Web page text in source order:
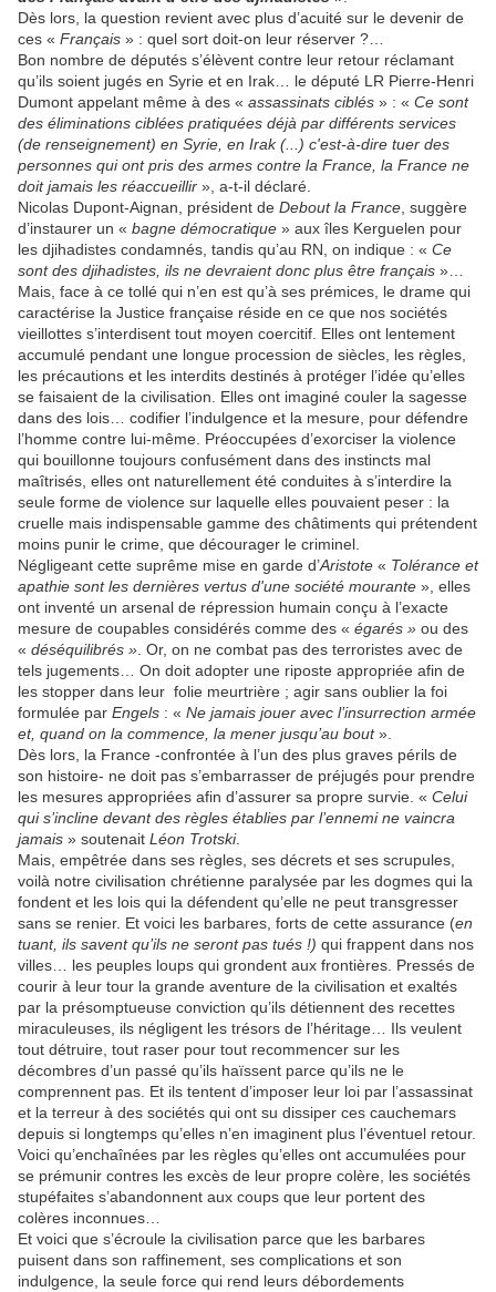
Dès lors, la question revient avec plus d’acuité sur le devenir de
ces « Français » : quel sort doit-on leur réserver ?…
Bon nombre de députés s’élèvent contre leur retour réclamant
qu’ils soient jugés en Syrie et en Irak… le député LR Pierre-Henri
Dumont appelant même à des « assassinats ciblés » : « Ce sont
des éliminations ciblées pratiquées déjà par différents services
(de renseignement) en Syrie, en Irak (...) c'est-à-dire tuer des
personnes qui ont pris des armes contre la France, la France ne
doit jamais les réaccueillir », a-t-il déclaré.
Nicolas Dupont-Aignan, président de Debout la France , suggère
d’instaurer un « bagne démocratique » aux îles Kerguelen pour
les djihadistes condamnés, tandis qu’au RN, on indique : « Ce
sont des djihadistes, ils ne devraient donc plus être français »…
Mais, face à ce tollé qui n’en est qu’à ses prémices, le drame qui
caractérise la Justice française réside en ce que nos sociétés
vieillottes s’interdisent tout moyen coercitif. Elles ont lentement
accumulé pendant une longue procession de siècles, les règles,
les précautions et les interdits destinés à protéger l’idée qu’elles
se faisaient de la civilisation. Elles ont imaginé couler la sagesse
dans des lois… codifier l’indulgence et la mesure, pour défendre
l’homme contre lui-même. Préoccupées d’exorciser la violence
qui bouillonne toujours confusément dans des instincts mal
maîtrisés, elles ont naturellement été conduites à s’interdire la
seule forme de violence sur laquelle elles pouvaient peser : la
cruelle mais indispensable gamme des châtiments qui prétendent
moins punir le crime, que décourager le criminel.
Négligeant cette suprême mise en garde d’Aristote « Tolérance et
apathie sont les dernières vertus d'une société mourante », elles
ont inventé un arsenal de répression humain conçu à l’exacte
mesure de coupables considérés comme des « égarés » ou des
« déséquilibrés » . Or, on ne combat pas des terroristes avec de
tels jugements… On doit adopter une riposte appropriée afin de
les stopper dans leur folie meurtrière ; agir sans oublier la foi
formulée par Engels : « Ne jamais jouer avec l’insurrection armée
et, quand on la commence, la mener jusqu’au bout».
Dès lors, la France -confrontée à l’un des plus graves périls de
son histoire- ne doit pas s’embarrasser de préjugés pour prendre
les mesures appropriées afin d’assurer sa propre survie. « Celui
qui s’incline devant des règles établies par l’ennemi ne vaincra
jamais » soutenait Léon Trotski.
Mais, empêtrée dans ses règles, ses décrets et ses scrupules,
voilà notre civilisation chrétienne paralysée par les dogmes qui la
fondent et les lois qui la défendent qu’elle ne peut transgresser
sans se renier. Et voici les barbares, forts de cette assurance (en
tuant, ils savent qu’ils ne seront pas tués !) qui frappent dans nos
villes… les peuples loups qui grondent aux frontières. Pressés de
courir à leur tour la grande aventure de la civilisation et exaltés
par la présomptueuse conviction qu’ils détiennent des recettes
miraculeuses, ils négligent les trésors de l’héritage… Ils veulent
tout détruire, tout raser pour tout recommencer sur les
décombres d’un passé qu’ils haïssent parce qu’ils ne le
comprennent pas. Et ils tentent d’imposer leur loi par l’assassinat
et la terreur à des sociétés qui ont su dissiper ces cauchemars
depuis si longtemps qu’elles n’en imaginent plus l’éventuel retour.
Voici qu’enchaînées par les règles qu’elles ont accumulées pour
se prémunir contres les excès de leur propre colère, les sociétés
stupéfaites s’abandonnent aux coups que leur portent des
colères inconnues…
Et voici que s’écroule la civilisation parce que les barbares
puisent dans son raffinement, ses complications et son
indulgence, la seule force qui rend leurs débordements